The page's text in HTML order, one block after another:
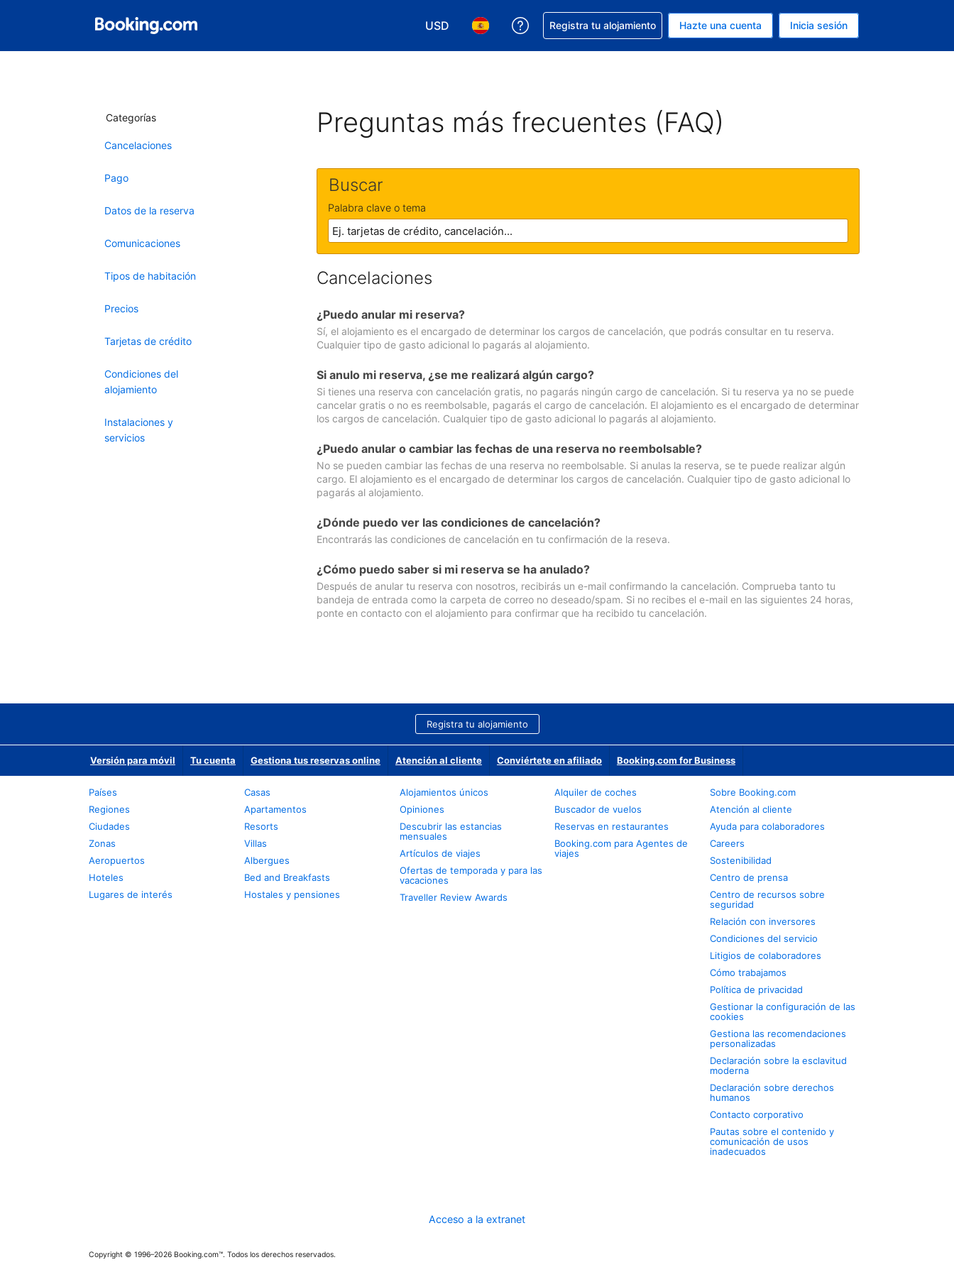
USD
Elegir tu moneda. Tu moneda actual es Dólar de EEUU
Elegir el idioma que prefieres. Tu idioma actual es Español
Obtener ayuda con la reserva
Registra tu alojamiento Hazte una cuenta Inicia sesión
Categorías
Cancelaciones
Pago
Datos de la reserva
Comunicaciones
Tipos de habitación
Precios
Tarjetas de crédito
Condiciones del
alojamiento
Instalaciones y
servicios
Preguntas más frecuentes (FAQ)
Buscar
Palabra clave o tema
Cancelaciones
¿Puedo anular mi reserva?
Sí, el alojamiento es el encargado de determinar los cargos de cancelación, que podrás consultar en tu reserva.
Cualquier tipo de gasto adicional lo pagarás al alojamiento.
Si anulo mi reserva, ¿se me realizará algún cargo?
Si tienes una reserva con cancelación gratis, no pagarás ningún cargo de cancelación. Si tu reserva ya no se puede
cancelar gratis o no es reembolsable, pagarás el cargo de cancelación. El alojamiento es el encargado de determinar
los cargos de cancelación. Cualquier tipo de gasto adicional lo pagarás al alojamiento.
¿Puedo anular o cambiar las fechas de una reserva no reembolsable?
No se pueden cambiar las fechas de una reserva no reembolsable. Si anulas la reserva, se te puede realizar algún
cargo. El alojamiento es el encargado de determinar los cargos de cancelación. Cualquier tipo de gasto adicional lo
pagarás al alojamiento.
¿Dónde puedo ver las condiciones de cancelación?
Encontrarás las condiciones de cancelación en tu confirmación de la reseva.
¿Cómo puedo saber si mi reserva se ha anulado?
Después de anular tu reserva con nosotros, recibirás un e-mail confirmando la cancelación. Comprueba tanto tu
bandeja de entrada como la carpeta de correo no deseado/spam. Si no recibes el e-mail en las siguientes 24 horas,
ponte en contacto con el alojamiento para confirmar que ha recibido tu cancelación.
Registra tu alojamiento
Versión para móvil Tu cuenta Gestiona tus reservas online Atención al cliente Conviértete en afiliado Booking.com for Business
Países
Regiones
Ciudades
Zonas
Aeropuertos
Hoteles
Lugares de interés
Casas
Apartamentos
Resorts
Villas
Albergues
Bed and Breakfasts
Hostales y pensiones
Alojamientos únicos
Opiniones
Descubrir las estancias
mensuales
Artículos de viajes
Ofertas de temporada y para las
vacaciones
Traveller Review Awards
Alquiler de coches
Buscador de vuelos
Reservas en restaurantes
Booking.com para Agentes de
viajes
Sobre Booking.com
Atención al cliente
Ayuda para colaboradores
Careers
Sostenibilidad
Centro de prensa
Centro de recursos sobre
seguridad
Relación con inversores
Condiciones del servicio
Litigios de colaboradores
Cómo trabajamos
Política de privacidad
Gestionar la configuración de las
cookies
Gestiona las recomendaciones
personalizadas
Declaración sobre la esclavitud
moderna
Declaración sobre derechos
humanos
Contacto corporativo
Pautas sobre el contenido y
comunicación de usos
inadecuados
Acceso a la extranet
Copyright © 1996–2026 Booking.com™. Todos los derechos reservados.